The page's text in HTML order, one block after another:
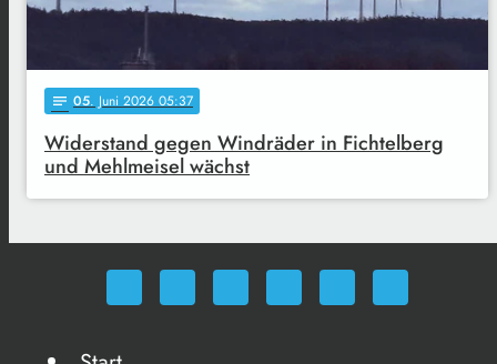
notes 05. Juni 2026 05:37
Widerstand gegen Windräder in Fichtelberg
und Mehlmeisel wächst